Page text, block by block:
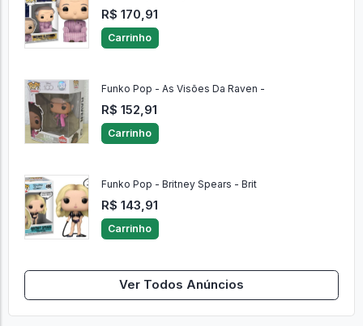
R$ 170,91
Carrinho
Funko Pop - As Visões Da Raven -
R$ 152,91
Carrinho
Funko Pop - Britney Spears - Brit
R$ 143,91
Carrinho
Ver Todos Anúncios